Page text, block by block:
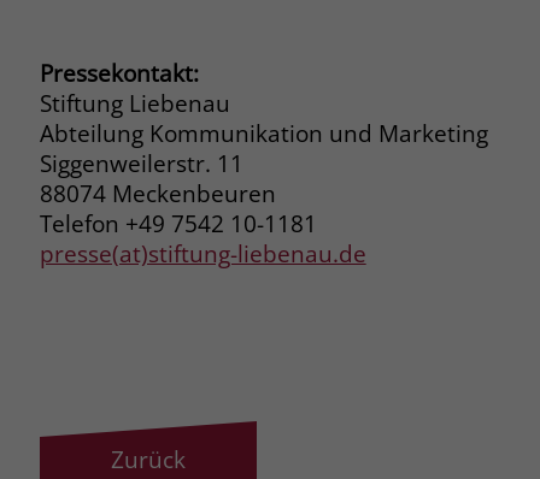
Pressekontakt:
Stiftung Liebenau
Abteilung Kommunikation und Marketing
Siggenweilerstr. 11
88074 Meckenbeuren
Telefon +49 7542 10-1181
presse(at)stiftung-liebenau.de
Zurück